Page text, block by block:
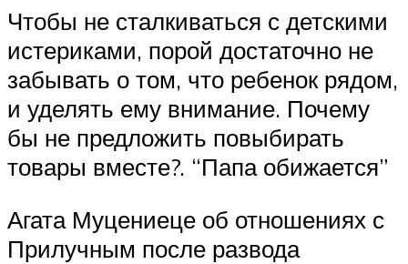
Чтобы не сталкиваться с детскими
истериками, порой достаточно не
забывать о том, что ребенок рядом,
и уделять ему внимание. Почему
бы не предложить повыбирать
товары вместе?. “Папа обижается”
Агата Муцениеце об отношениях с
Прилучным после развода